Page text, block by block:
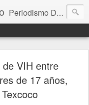
Periodismo Digital
VIH entre
de 17 años,